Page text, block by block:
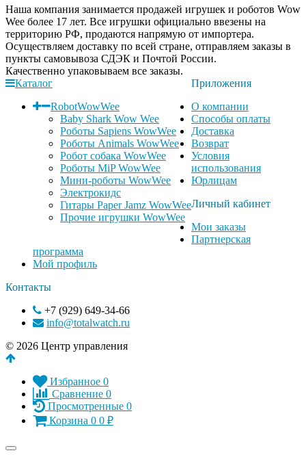
Наша компания занимается продажей игрушек и роботов Wow
Wee более 17 лет. Все игрушки официально ввезены на
территорию РФ, продаются напрямую от импортера.
Осуществляем доставку по всей стране, отправляем заказы в
пункты самовывоза СДЭК и Почтой России.
Качественно упаковываем все заказы.
Каталог
RobotWowWee
Baby Shark Wow Wee
Роботы Sapiens WowWee
Роботы Animals WowWee
Робот собака WowWee
Роботы MiP WowWee
Мини-роботы WowWee
Электрокидс
Гитары Paper Jamz WowWee
Прочие игрушки WowWee
Приложения
О компании
Способы оплаты
Доставка
Возврат
Условия
использования
Юрлицам
Личный кабинет
Мои заказы
Партнерская
программа
Мой профиль
Контакты
+7 (929) 649-34-66
info@totalwatch.ru
© 2026 Центр управления
Избранное 0
Сравнение 0
Просмотренные 0
Корзина 0 0 ₽